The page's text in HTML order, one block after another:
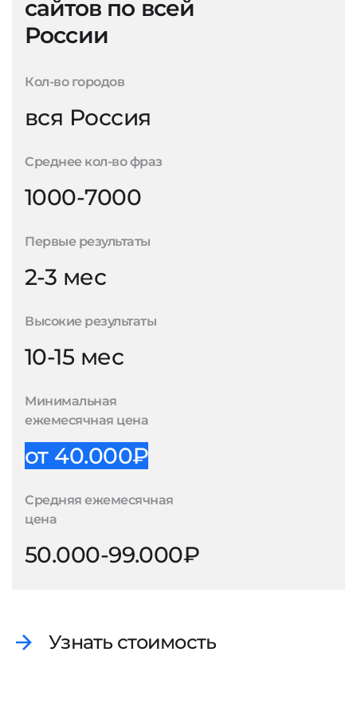
сайтов по всей
России
Кол-во городов
вся Россия
Среднее кол-во фраз
1000-7000
Первые результаты
2-3 мес
Высокие результаты
10-15 мес
Минимальная
ежемесячная цена
от 40.000₽
Средняя ежемесячная
цена
50.000-99.000₽
Узнать стоимость